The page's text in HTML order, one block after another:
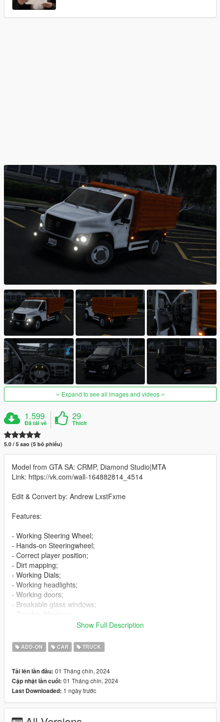
Expand to see all images and videos
1.599
Đã tải về
29
Thích
5.0 / 5 sao (5 bỏ phiếu)
Model from GTA SA: CRMP, Diamond Studio|MTA
Link: https://vk.com/wall-164882814_4514
Edit & Convert by: Andrew LxstFxme
Features:
- Working Steering Wheel;
- Hands-on Steeringwheel;
- Correct player position;
- Dirt mapping;
- Working Dials;
- Working headlights;
- Working doors;
- Breakable glass windows;
- Licence plates (USA,Russia).
- No LOD's.
Installation:
----------------------------------------------------------------
Show Full Description
ADD-ON CAR TRUCK
Tải lên lần đầu: 01 Tháng chín, 2024
Cập nhật lần cuối: 01 Tháng chín, 2024
Last Downloaded: 1 ngày trước